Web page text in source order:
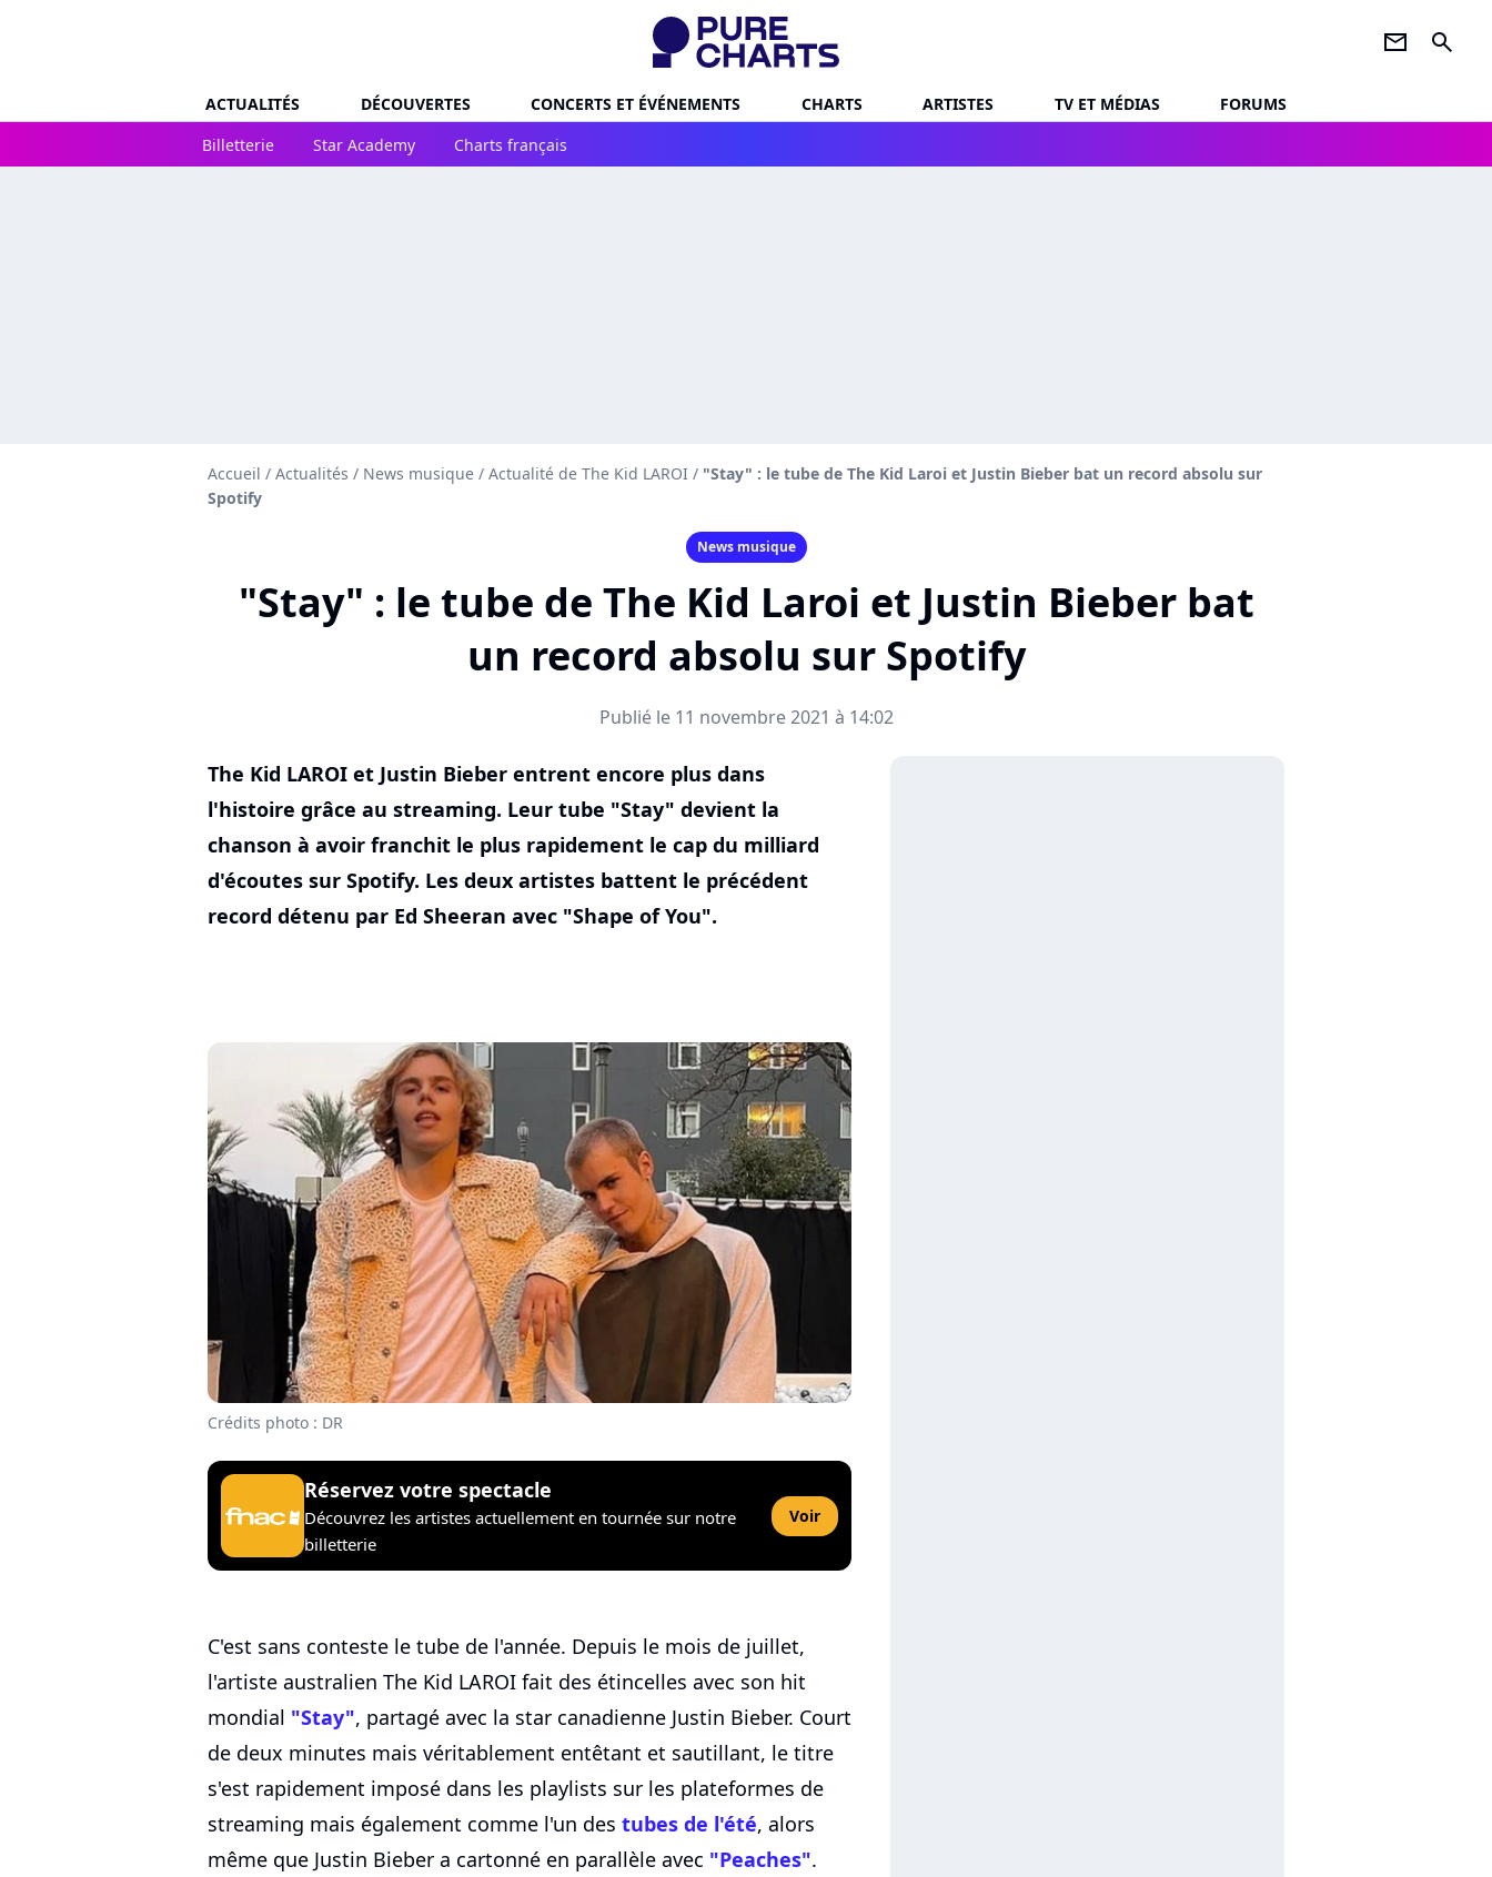
newsletter search
ACTUALITÉS DÉCOUVERTES CONCERTS ET ÉVÉNEMENTS CHARTS ARTISTES TV ET MÉDIAS
FORUMS
Billetterie
Star Academy Charts français
Accueil / Actualités / News musique / Actualité de The Kid LAROI / "Stay" : le tube de The Kid Laroi et Justin Bieber bat un record absolu sur
Spotify
News musique
"Stay" : le tube de The Kid Laroi et Justin Bieber bat
un record absolu sur Spotify
Publié le 11 novembre 2021 à 14:02
The Kid LAROI et Justin Bieber entrent encore plus dans
l'histoire grâce au streaming. Leur tube "Stay" devient la
chanson à avoir franchit le plus rapidement le cap du milliard
d'écoutes sur Spotify. Les deux artistes battent le précédent
record détenu par Ed Sheeran avec "Shape of You".
Crédits photo : DR
Réservez votre spectacle
Découvrez les artistes actuellement en tournée sur notre
billetterie
Voir
C'est sans conteste le tube de l'année. Depuis le mois de juillet,
l'artiste australien The Kid LAROI fait des étincelles avec son hit
mondial "Stay", partagé avec la star canadienne Justin Bieber. Court
de deux minutes mais véritablement entêtant et sautillant, le titre
s'est rapidement imposé dans les playlists sur les plateformes de
streaming mais également comme l'un des tubes de l'été, alors
même que Justin Bieber a cartonné en parallèle avec "Peaches".